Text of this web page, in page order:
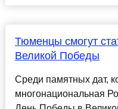
Тюменцы смогут
Великой Победы
Среди памятных дат,
многонациональная